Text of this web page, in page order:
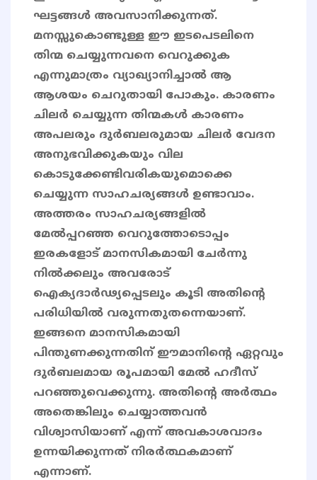
ഘട്ടങ്ങൾ അവസാനിക്കുന്നത്.
മനസ്സുകൊണ്ടുള്ള ഈ ഇടപെടലിനെ
തിന്മ ചെയ്യുന്നവനെ വെറുക്കുക
എന്നുമാത്രം വ്യാഖ്യാനിച്ചാൽ ആ
ആശയം ചെറുതായി പോകും. കാരണം
ചിലർ ചെയ്യുന്ന തിന്മകൾ കാരണം
അപലരും ദുർബലരുമായ ചിലർ വേദന
അനുഭവിക്കുകയും വില
കൊടുക്കേണ്ടിവരികയുമൊക്കെ
ചെയ്യുന്ന സാഹചര്യങ്ങൾ ഉണ്ടാവാം.
അത്തരം സാഹചര്യങ്ങളിൽ
മേൽപ്പറഞ്ഞ വെറുത്തോടൊപ്പം
ഇരകളോട് മാനസികമായി ചേർന്നു
നിൽക്കലും അവരോട്
ഐക്യദാർഢ്യപ്പെടലും കൂടി അതിൻ്റെ
പരിധിയിൽ വരുന്നതുതന്നെയാണ്.
ഇങ്ങനെ മാനസികമായി
പിന്തുണക്കുന്നതിന് ഈമാനിന്റെ ഏറ്റവും
ദുർബലമായ രൂപമായി മേൽ ഹദീസ്
പറഞ്ഞുവെക്കുന്നു. അതിൻ്റെ അർത്ഥം
അതെങ്കിലും ചെയ്യാത്തവൻ
വിശ്വാസിയാണ് എന്ന് അവകാശവാദം
ഉന്നയിക്കുന്നത് നിരർത്ഥകമാണ്
എന്നാണ്.